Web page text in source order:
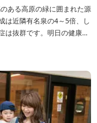
ある高原の緑に囲まれた源
は近隣有名泉の4～5倍、し
は抜群です。明日の健康
にお立ち寄り下さい。 熱
利用ください。